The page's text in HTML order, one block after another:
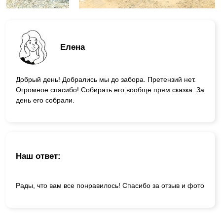
Елена
Добрый день! Добрались мы до забора. Претензий нет.
Огромное спасибо! Собирать его вообще прям сказка. За
день его собрали.
Наш ответ:
Рады, что вам все понравилось! Спасибо за отзыв и фото